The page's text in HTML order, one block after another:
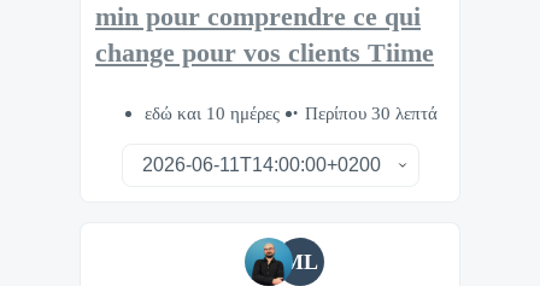
min pour comprendre ce qui
change pour vos clients Tiime
εδώ και 10 ημέρες Περίπου 30 λεπτά
ML